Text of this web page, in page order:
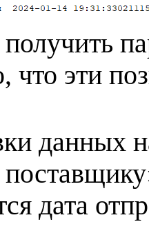
что эти
данных
дата